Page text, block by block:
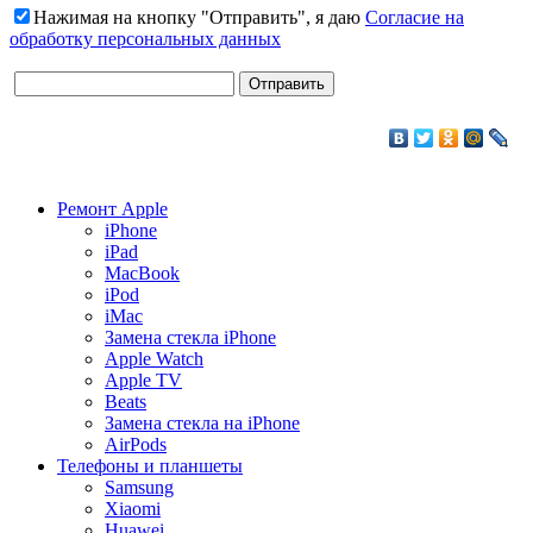
Нажимая на кнопку "Отправить", я даю Согласие на
обработку персональных данных
Ремонт Apple
iPhone
iPad
MacBook
iPod
iMac
Замена стекла iPhone
Apple Watch
Apple TV
Beats
Замена стекла на iPhone
AirPods
Телефоны и планшеты
Samsung
Xiaomi